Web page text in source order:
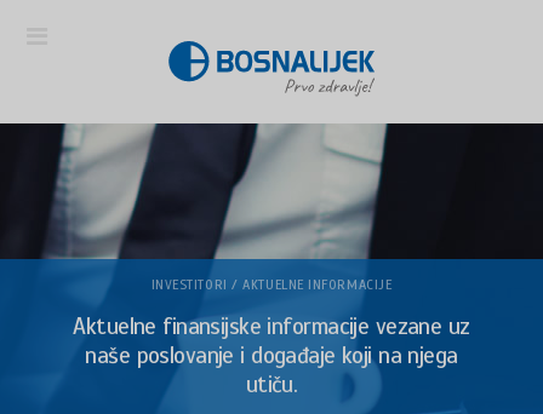
INVESTITORI / AKTUELNE INFORMACIJE
Aktuelne finansijske informacije vezane uz
naše poslovanje i događaje koji na njega
utiču.